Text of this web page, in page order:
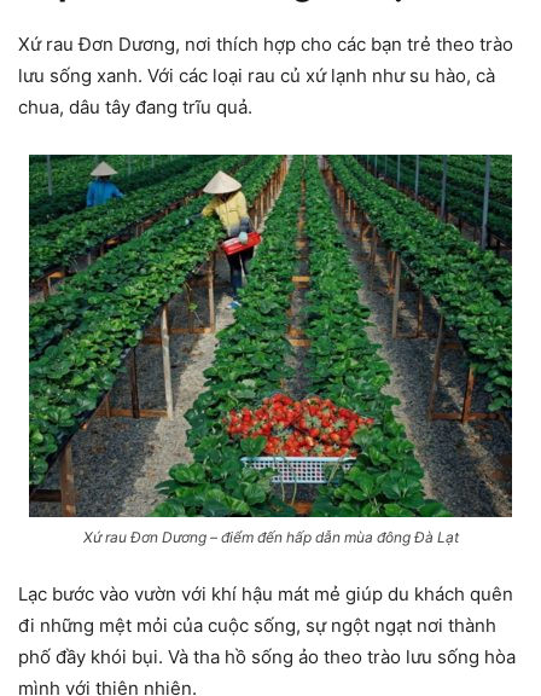
Xứ rau Đơn Dương, nơi thích hợp cho các bạn trẻ theo trào
lưu sống xanh. Với các loại rau củ xứ lạnh như su hào, cà
chua, dâu tây đang trĩu quả.
Xứ rau Đơn Dương – điểm đến hấp dẫn mùa đông Đà Lạt
Lạc bước vào vườn với khí hậu mát mẻ giúp du khách quên
đi những mệt mỏi của cuộc sống, sự ngột ngạt nơi thành
phố đầy khói bụi. Và tha hồ sống ảo theo trào lưu sống hòa
mình với thiên nhiên.